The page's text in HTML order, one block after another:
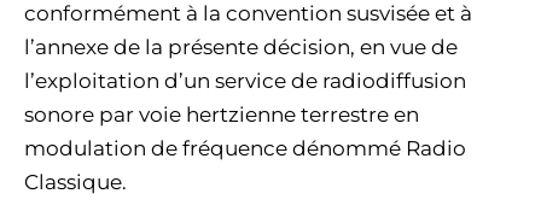
conformément à la convention susvisée et à
l’annexe de la présente décision, en vue de
l’exploitation d’un service de radiodiffusion
sonore par voie hertzienne terrestre en
modulation de fréquence dénommé Radio
Classique.